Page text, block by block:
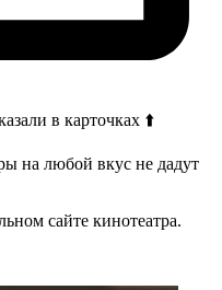
в карточках ⬆️
на любой вкус не дадут
сайте кинотеатра.